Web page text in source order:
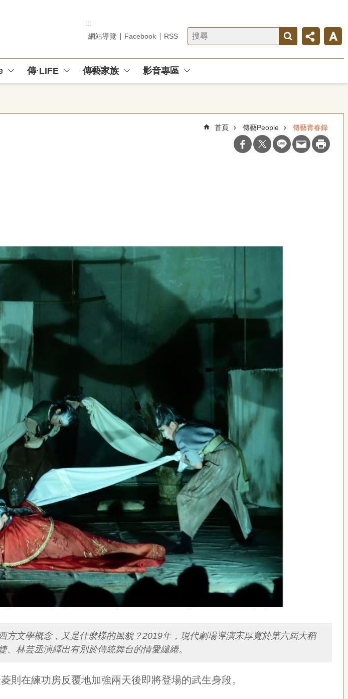
:::
網站導覽 Facebook RSS
傳·LIFE 傳藝家族 影音專區
首頁 傳藝People 傳藝青春錄
文學概念，又是什麼樣的風貌？2019年，現代劇場導演宋厚寬於第六屆大稻
林芸丞演繹出有別於傳統舞台的情愛繾綣。
則在練功房反覆地加強兩天後即將登場的武生身段。